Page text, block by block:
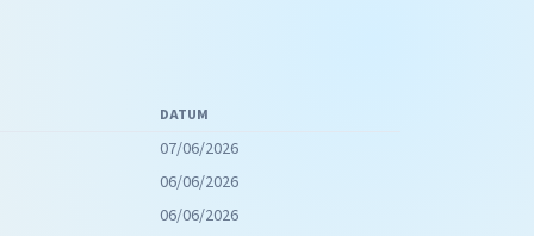
DATUM
07/06/2026
06/06/2026
06/06/2026